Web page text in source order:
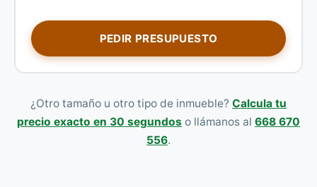
PEDIR PRESUPUESTO
¿Otro tamaño u otro tipo de inmueble? Calcula tu
precio exacto en 30 segundos o llámanos al 668 670
556.